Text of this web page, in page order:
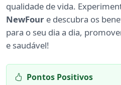
qualidade de vida.
NewFour e descubra os
para o seu dia a dia,
e saudável!
Pontos Positivos